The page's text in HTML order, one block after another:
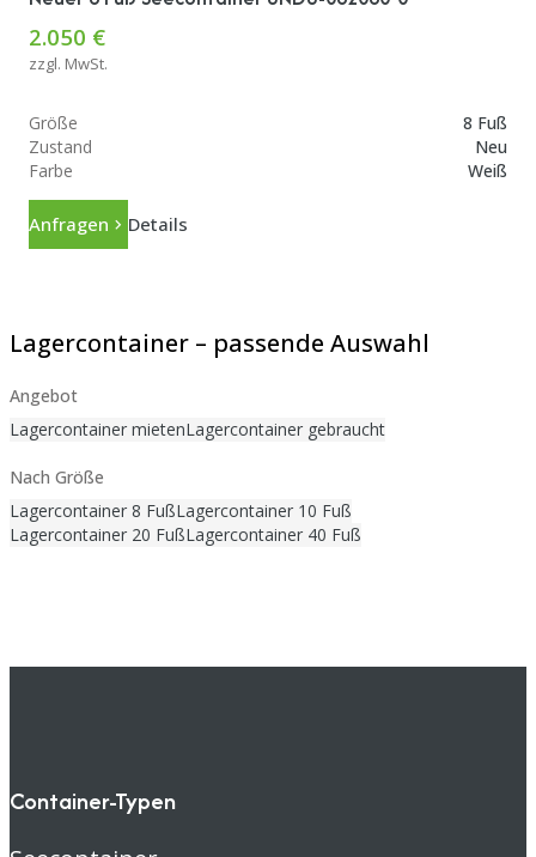
2.050 €
zzgl. MwSt.
Größe
8 Fuß
Zustand
Neu
Farbe
Weiß
Anfragen Details
Lagercontainer – passende Auswahl
Angebot
Lagercontainer mietenLagercontainer gebraucht
Nach Größe
Lagercontainer 8 FußLagercontainer 10 Fuß
Lagercontainer 20 FußLagercontainer 40 Fuß
Container-Typen